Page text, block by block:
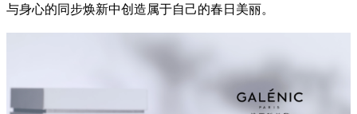
与身心的同步焕新中创造属于自己的春日美丽。